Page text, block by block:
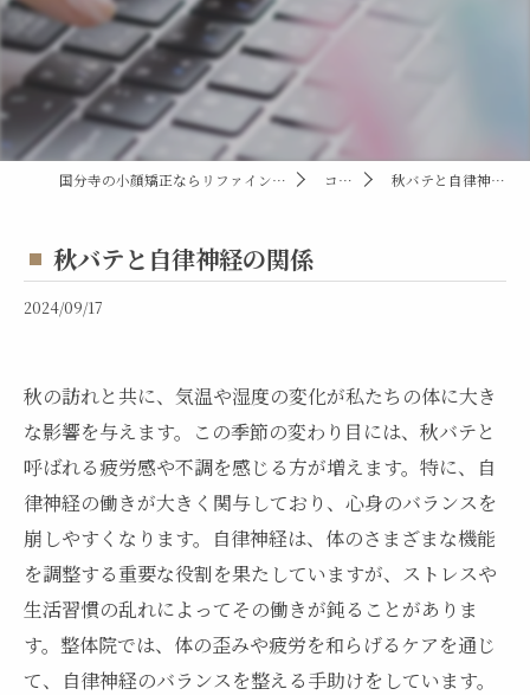
国分寺の小顔矯正ならリファイン整体院国分寺店 コラム 秋バテと自律神経の関係
秋バテと自律神経の関係
2024/09/17
秋の訪れと共に、気温や湿度の変化が私たちの体に大き
な影響を与えます。この季節の変わり目には、秋バテと
呼ばれる疲労感や不調を感じる方が増えます。特に、自
律神経の働きが大きく関与しており、心身のバランスを
崩しやすくなります。自律神経は、体のさまざまな機能
を調整する重要な役割を果たしていますが、ストレスや
生活習慣の乱れによってその働きが鈍ることがありま
す。整体院では、体の歪みや疲労を和らげるケアを通じ
て、自律神経のバランスを整える手助けをしています。